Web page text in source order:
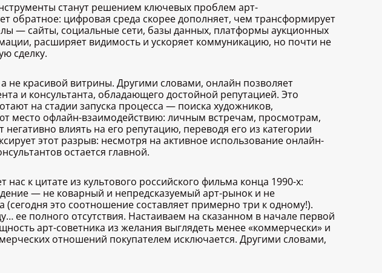
станут решением ключевых проблем арт-
обратное: цифровая среда скорее дополняет, чем трансформирует
— сайты, социальные сети, базы данных, платформы аукционных
расширяет видимость и ускоряет коммуникацию, но почти не
сделку.
не красивой витрины. Другими словами, онлайн позволяет
и консультанта, обладающего достойной репутацией. Это
на стадии запуска процесса — поиска художников,
место офлайн-взаимодействию: личным встречам, просмотрам,
влиять на его репутацию, переводя его из категории
этот разрыв: несмотря на активное использование онлайн-
остается главной.
к цитате из культового российского фильма конца 1990-х:
— не коварный и непредсказуемый арт-рынок и не
это соотношение составляет примерно три к одному!).
полного отсутствия. Настаиваем на сказанном в начале первой
арт-советника из желания выглядеть менее «коммерчески» и
отношений покупателем исключается. Другими словами,